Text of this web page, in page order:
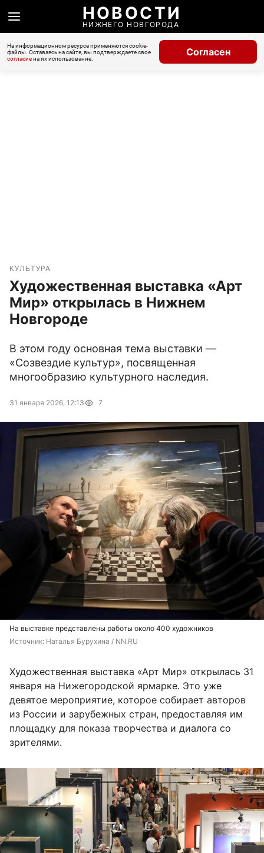
НОВОСТИ
НИЖНЕГО НОВГОРОДА
На информационном ресурсе применяются cookie-
файлы. Оставаясь на сайте, вы подтверждаете свое
согласиена их использование.
Согласен
КУЛЬТУРА
Художественная выставка «Арт
Мир» открылась в Нижнем
Новгороде
В этом году основная тема выставки —
«Созвездие культур», посвященная
многообразию культурного наследия.
31 января 2026, 12:13 7
На выставке представлены работы около 400 художников
Источник: Наталья Бурухина / NN.RU
Художественная выставка «Арт Мир» открылась 31
января на Нижегородской ярмарке. Это уже
девятое мероприятие, которое собирает авторов
из России и зарубежных стран, предоставляя им
площадку для показа творчества и диалога со
зрителями.